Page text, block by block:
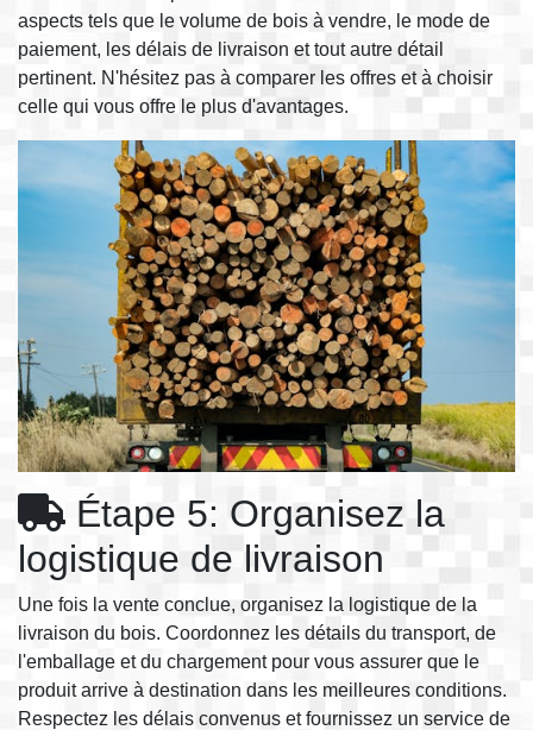
aspects tels que le volume de bois à vendre, le mode de
paiement, les délais de livraison et tout autre détail
pertinent. N'hésitez pas à comparer les offres et à choisir
celle qui vous offre le plus d'avantages.
Étape 5: Organisez la
logistique de livraison
Une fois la vente conclue, organisez la logistique de la
livraison du bois. Coordonnez les détails du transport, de
l'emballage et du chargement pour vous assurer que le
produit arrive à destination dans les meilleures conditions.
Respectez les délais convenus et fournissez un service de